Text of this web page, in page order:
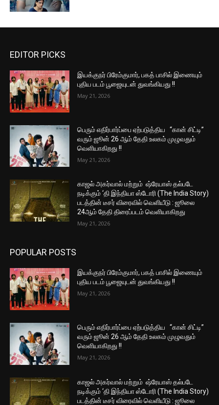
EDITOR PICKS
இயக்குநர் பிரேம்குமார், பகத் பாசில் இணையும்
புதிய படம் பூஜையுடன் துவங்கியது !!
May 21, 2026
பெரும் எதிர்பார்ப்பை ஏற்படுத்திய “கான் சிட்டி”
வரும் ஜூன் 26 ஆம் தேதி உலகம் முழுவதும்
வெளியாகிறது !!
May 21, 2026
காஜல் அகர்வால் மற்றும் ஷ்ரேயாஸ் தல்படே
நடிக்கும் ‘தி இந்தியா ஸ்டோரி (The India Story)
படத்தின் டீசர் விரைவில் வெளியீடு : ஜூலை
24ஆம் தேதி திரைப்படம் வெளியாகிறது
May 21, 2026
POPULAR POSTS
இயக்குநர் பிரேம்குமார், பகத் பாசில் இணையும்
புதிய படம் பூஜையுடன் துவங்கியது !!
May 21, 2026
பெரும் எதிர்பார்ப்பை ஏற்படுத்திய “கான் சிட்டி”
வரும் ஜூன் 26 ஆம் தேதி உலகம் முழுவதும்
வெளியாகிறது !!
May 21, 2026
காஜல் அகர்வால் மற்றும் ஷ்ரேயாஸ் தல்படே
நடிக்கும் ‘தி இந்தியா ஸ்டோரி (The India Story)
படத்தின் டீசர் விரைவில் வெளியீடு : ஜூலை